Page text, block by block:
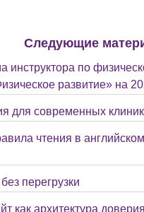
Следующие
инструктора по
развитие» на
для современных клиник
чтения в
перегрузки
как архитектура доверия